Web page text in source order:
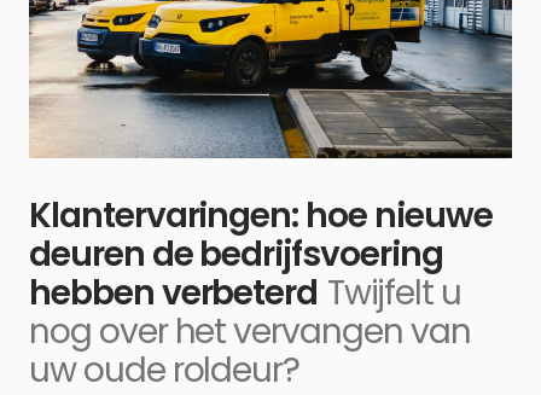
Klantervaringen: hoe nieuwe
deuren de bedrijfsvoering
hebben verbeterd Twijfelt u
nog over het vervangen van
uw oude roldeur?